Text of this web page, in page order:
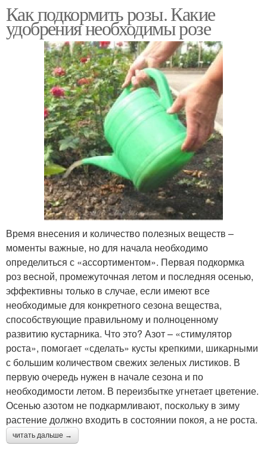
Средства для борьбы
Как подкормить розы. Какие
удобрения необходимы розе
Время внесения и количество полезных веществ –
моменты важные, но для начала необходимо
определиться с «ассортиментом». Первая подкормка
роз весной, промежуточная летом и последняя осенью,
эффективны только в случае, если имеют все
необходимые для конкретного сезона вещества,
способствующие правильному и полноценному
развитию кустарника. Что это? Азот – «стимулятор
роста», помогает «сделать» кусты крепкими, шикарными
с большим количеством свежих зеленых листиков. В
первую очередь нужен в начале сезона и по
необходимости летом. В переизбытке угнетает цветение.
Осенью азотом не подкармливают, поскольку в зиму
растение должно входить в состоянии покоя, а не роста.
читать дальше →